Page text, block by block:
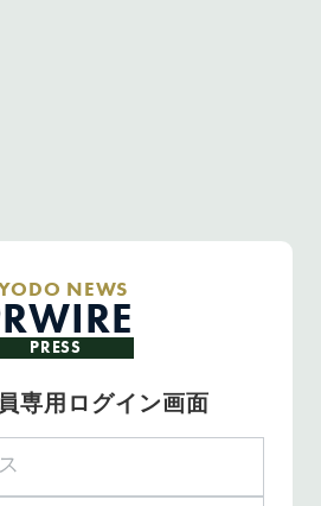
NEWS
PRESS
専用ログイン画面